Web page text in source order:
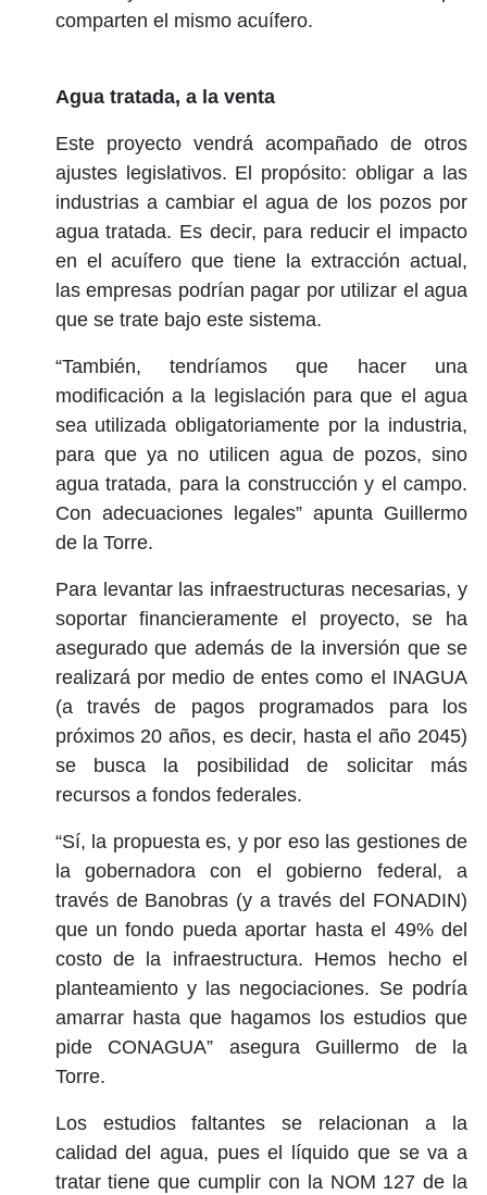
comparten el mismo acuífero.
Agua tratada, a la venta
Este proyecto vendrá acompañado de otros
ajustes legislativos. El propósito: obligar a las
industrias a cambiar el agua de los pozos por
agua tratada. Es decir, para reducir el impacto
en el acuífero que tiene la extracción actual,
las empresas podrían pagar por utilizar el agua
que se trate bajo este sistema.
“También, tendríamos que hacer una
modificación a la legislación para que el agua
sea utilizada obligatoriamente por la industria,
para que ya no utilicen agua de pozos, sino
agua tratada, para la construcción y el campo.
Con adecuaciones legales” apunta Guillermo
de la Torre.
Para levantar las infraestructuras necesarias, y
soportar financieramente el proyecto, se ha
asegurado que además de la inversión que se
realizará por medio de entes como el INAGUA
(a través de pagos programados para los
próximos 20 años, es decir, hasta el año 2045)
se busca la posibilidad de solicitar más
recursos a fondos federales.
“Sí, la propuesta es, y por eso las gestiones de
la gobernadora con el gobierno federal, a
través de Banobras (y a través del FONADIN)
que un fondo pueda aportar hasta el 49% del
costo de la infraestructura. Hemos hecho el
planteamiento y las negociaciones. Se podría
amarrar hasta que hagamos los estudios que
pide CONAGUA” asegura Guillermo de la
Torre.
Los estudios faltantes se relacionan a la
calidad del agua, pues el líquido que se va a
tratar tiene que cumplir con la NOM 127 de la